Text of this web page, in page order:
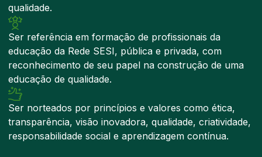
qualidade.
Ser referência em formação de profissionais da
educação da Rede SESI, pública e privada, com
reconhecimento de seu papel na construção de uma
educação de qualidade.
Ser norteados por princípios e valores como ética,
transparência, visão inovadora, qualidade, criatividade,
responsabilidade social e aprendizagem contínua.